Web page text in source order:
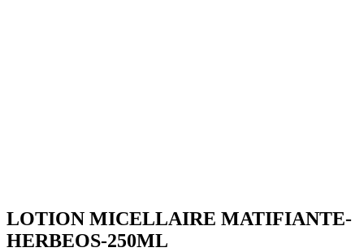
LOTION MICELLAIRE MATIFIANTE-
HERBEOS-250ML